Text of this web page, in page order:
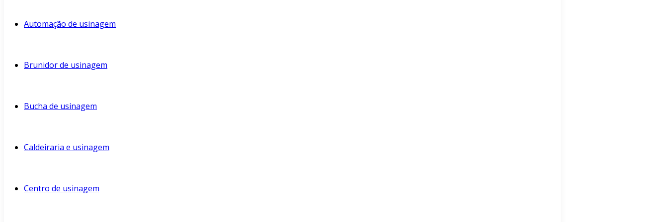
Automação de usinagem
Brunidor de usinagem
Bucha de usinagem
Caldeiraria e usinagem
Centro de usinagem